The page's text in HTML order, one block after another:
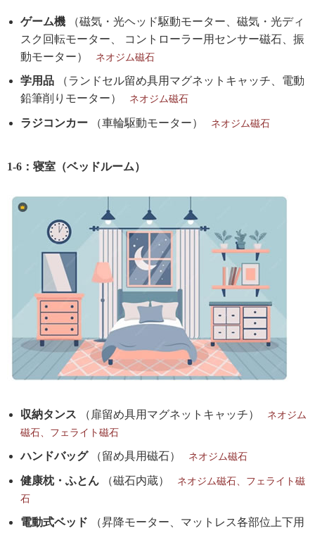
ゲーム機 （磁気・光ヘッド駆動モーター、磁気・光ディ
スク回転モーター、 コントローラー用センサー磁石、振
動モーター）
ネオジム磁石
学用品 （ランドセル留め具用マグネットキャッチ、電動
鉛筆削りモーター）
ネオジム磁石
ラジコンカー （車輪駆動モーター） ネオジム磁石
1-6：寝室（ベッドルーム）
収納タンス （扉留め具用マグネットキャッチ）
ネオジム
磁石、フェライト磁石
ハンドバッグ（留め具用磁石） ネオジム磁石
健康枕・ふとん （磁石内蔵）
ネオジム磁石、フェライト磁
石
電動式ベッド （昇降モーター、マットレス各部位上下用